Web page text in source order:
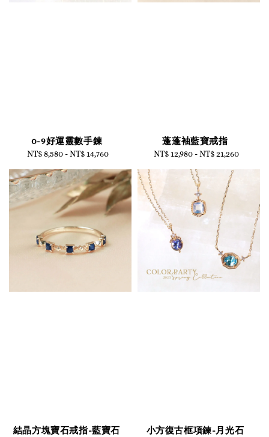
0-9好運靈數手鍊
Regular
NT$ 8,580 -NT$ 14,760
蓬蓬袖藍寶戒指
Regular
NT$ 12,980 -NT$ 21,260
結晶方塊寶石戒指-藍寶石 小方復古框項鍊-月光石